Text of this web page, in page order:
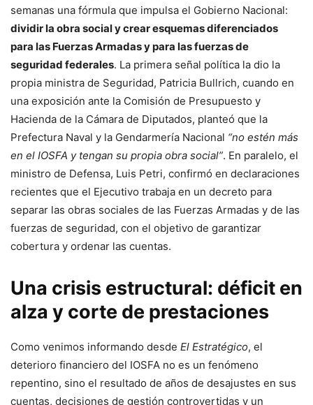
semanas una fórmula que impulsa el Gobierno Nacional:
dividir la obra social y crear esquemas diferenciados
para las Fuerzas Armadas y para las fuerzas de
seguridad federales. La primera señal política la dio la
propia ministra de Seguridad, Patricia Bullrich, cuando en
una exposición ante la Comisión de Presupuesto y
Hacienda de la Cámara de Diputados, planteó que la
Prefectura Naval y la Gendarmería Nacional “no estén más
en el IOSFA y tengan su propia obra social”. En paralelo, el
ministro de Defensa, Luis Petri, confirmó en declaraciones
recientes que el Ejecutivo trabaja en un decreto para
separar las obras sociales de las Fuerzas Armadas y de las
fuerzas de seguridad, con el objetivo de garantizar
cobertura y ordenar las cuentas.
Una crisis estructural: déficit en
alza y corte de prestaciones
Como venimos informando desde El Estratégico, el
deterioro financiero del IOSFA no es un fenómeno
repentino, sino el resultado de años de desajustes en sus
cuentas, decisiones de gestión controvertidas y un